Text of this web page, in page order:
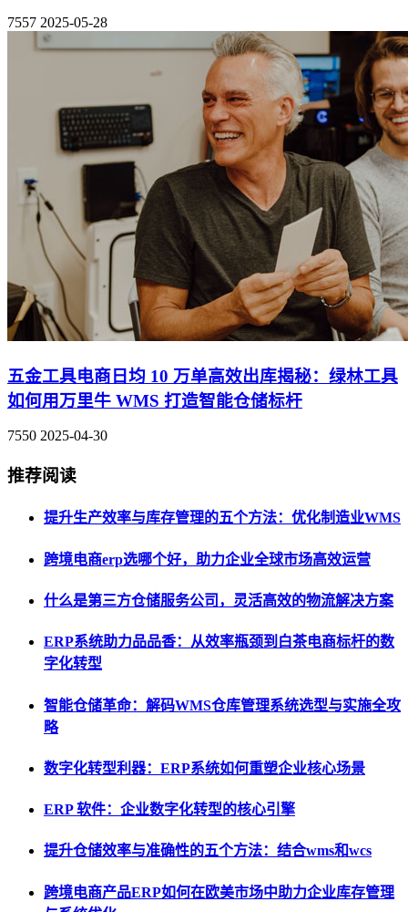
7557 2025-05-28
五金工具电商日均 10 万单高效出库揭秘：绿林工具
如何用万里牛 WMS 打造智能仓储标杆
7550 2025-04-30
推荐阅读
提升生产效率与库存管理的五个方法：优化制造业WMS
跨境电商erp选哪个好，助力企业全球市场高效运营
什么是第三方仓储服务公司，灵活高效的物流解决方案
ERP系统助力品品香：从效率瓶颈到白茶电商标杆的数
字化转型
智能仓储革命：解码WMS仓库管理系统选型与实施全攻
略
数字化转型利器：ERP系统如何重塑企业核心场景
ERP 软件：企业数字化转型的核心引擎
提升仓储效率与准确性的五个方法：结合wms和wcs
跨境电商产品ERP如何在欧美市场中助力企业库存管理